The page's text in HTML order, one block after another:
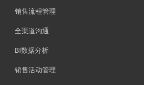
销售流程管理
全渠道沟通
BI数据分析
销售活动管理